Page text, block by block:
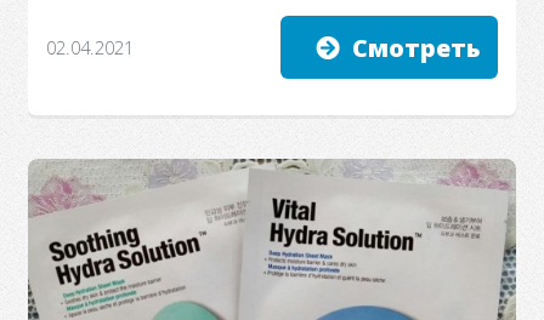
02.04.2021 Смотреть